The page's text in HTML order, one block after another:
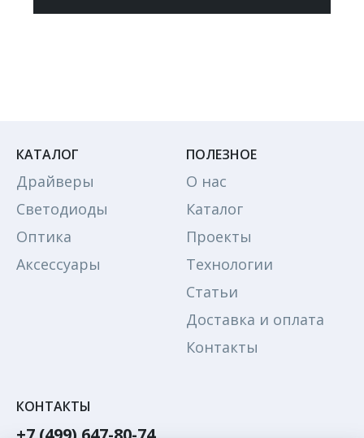
КАТАЛОГ
Драйверы
Светодиоды
Оптика
Аксессуары
ПОЛЕЗНОЕ
О нас
Каталог
Проекты
Технологии
Статьи
Доставка и оплата
Контакты
КОНТАКТЫ